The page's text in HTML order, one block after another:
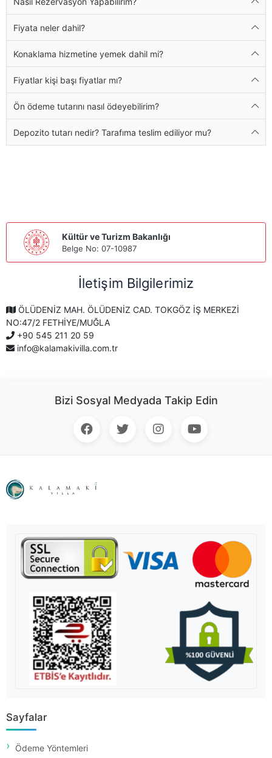
Fiyata neler dahil?
Konaklama hizmetine yemek dahil mi?
Fiyatlar kişi başı fiyatlar mı?
Ön ödeme tutarını nasıl ödeyebilirim?
Depozito tutarı nedir? Tarafıma teslim ediliyor mu?
Kültür ve Turizm Bakanlığı
Belge No: 07-10987
İletişim Bilgilerimiz
ÖLÜDENİZ MAH. ÖLÜDENİZ CAD. TOKGÖZ İŞ MERKEZİ
NO:47/2 FETHİYE/MUĞLA
+90 545 211 20 59
info@kalamakivilla.com.tr
Bizi Sosyal Medyada Takip Edin
Sayfalar
Ödeme Yöntemleri